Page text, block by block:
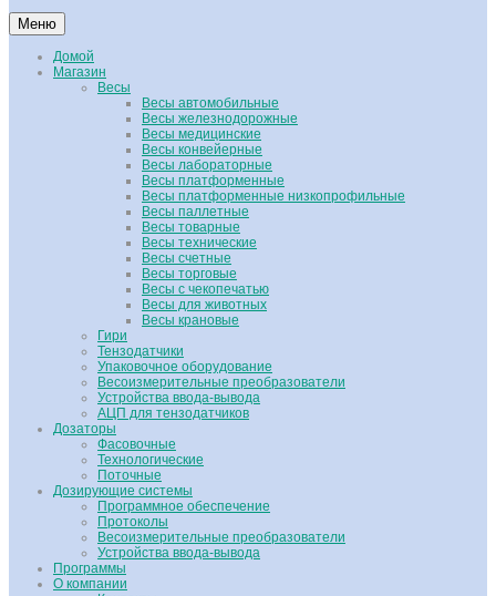
Меню
Домой
Магазин
Весы
Весы автомобильные
Весы железнодорожные
Весы медицинские
Весы конвейерные
Весы лабораторные
Весы платформенные
Весы платформенные низкопрофильные
Весы паллетные
Весы товарные
Весы технические
Весы счетные
Весы торговые
Весы с чекопечатью
Весы для животных
Весы крановые
Гири
Тензодатчики
Упаковочное оборудование
Весоизмерительные преобразователи
Устройства ввода-вывода
АЦП для тензодатчиков
Дозаторы
Фасовочные
Технологические
Поточные
Дозирующие системы
Программное обеспечение
Протоколы
Весоизмерительные преобразователи
Устройства ввода-вывода
Программы
О компании